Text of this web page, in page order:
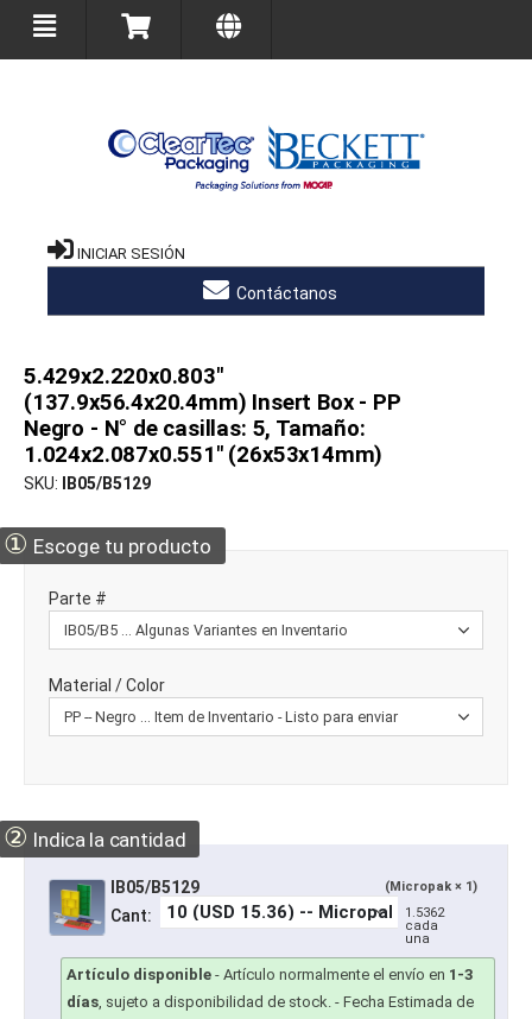
INICIAR SESIÓN
Contáctanos
5.429x2.220x0.803"
(137.9x56.4x20.4mm) Insert Box - PP
Negro - N° de casillas: 5, Tamaño:
1.024x2.087x0.551" (26x53x14mm)
SKU IB05/B5129
① Escoge tu producto
Parte #
Material / Color
② Indica la cantidad
IB05/B5129 (Micropak × 1)
Cant:
1.5362
cada
una
Artículo disponible - Artículo normalmente el envío en 1-3
días, sujeto a disponibilidad de stock. - Fecha Estimada de